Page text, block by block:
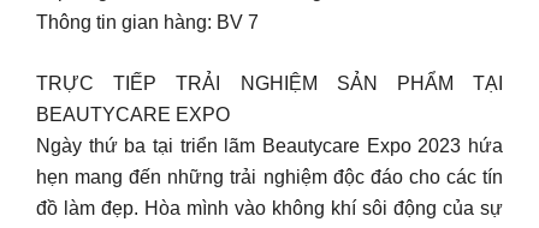
Thông tin gian hàng: BV 7
TRỰC TIẾP TRẢI NGHIỆM SẢN PHẨM TẠI
BEAUTYCARE EXPO
Ngày thứ ba tại triển lãm Beautycare Expo 2023 hứa
hẹn mang đến những trải nghiệm độc đáo cho các tín
đồ làm đẹp. Hòa mình vào không khí sôi động của sự